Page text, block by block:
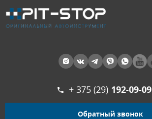
+ 375 (29) 192-09-09
Обратный звонок